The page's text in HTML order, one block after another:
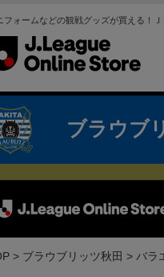
フォームなどの観戦グッズが買える！
ブラウブ
ブラウブリッツ秋田 バラ